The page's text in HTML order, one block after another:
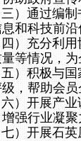
通过编制书
和科技前
充分利用协
等情况，
积极与国
，帮助会
开展产业
强行业凝聚
开展石英